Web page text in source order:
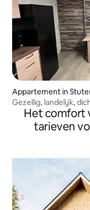
Appartement in
Gezellig, landelijk,
Het comfort
tarieven